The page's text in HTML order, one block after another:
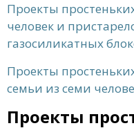
Проекты
человек и
газосиликатных
Проекты
семьи из семи
Проекты